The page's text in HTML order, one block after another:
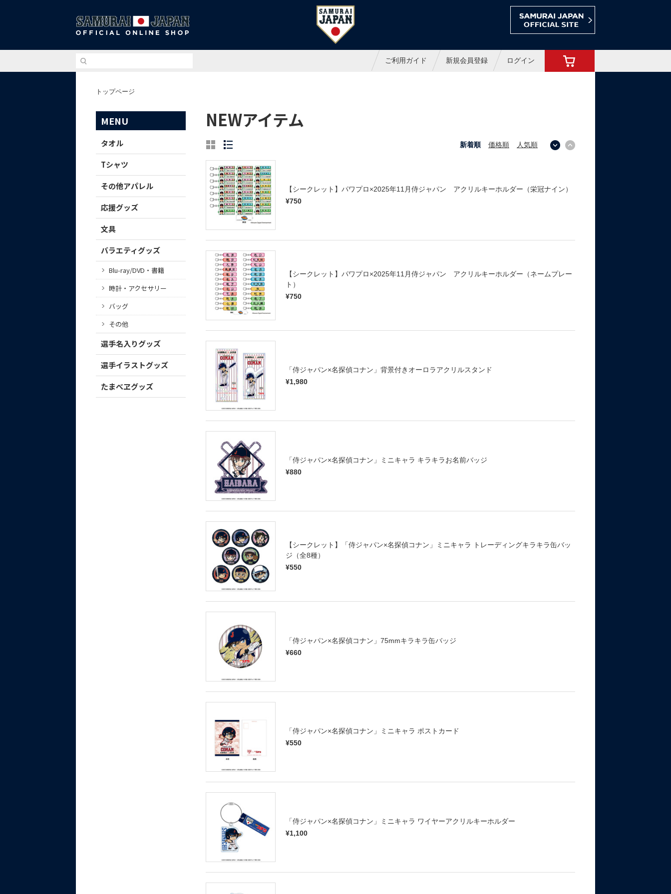
侍ジャパンオフィシャルオンラインショップ
ご利用ガイド 新規会員登録 ログイン
トップページ
MENU
タオル
Tシャツ
その他アパレル
応援グッズ
文具
バラエティグッズ
Blu-ray/DVD・書籍
時計・アクセサリー
バッグ
その他
選手名入りグッズ
選手イラストグッズ
たまべヱグッズ
NEWアイテム
新着順 価格順 人気順
【シークレット】パワプロ×2025年11月侍ジャパン アクリルキーホルダー（栄冠ナイン）
¥750
【シークレット】パワプロ×2025年11月侍ジャパン アクリルキーホルダー（ネームプレー
ト）
¥750
「侍ジャパン×名探偵コナン」背景付きオーロラアクリルスタンド
¥1,980
「侍ジャパン×名探偵コナン」ミニキャラ キラキラお名前バッジ
¥880
【シークレット】「侍ジャパン×名探偵コナン」ミニキャラ トレーディングキラキラ缶バッ
ジ（全8種）
¥550
「侍ジャパン×名探偵コナン」75mmキラキラ缶バッジ
¥660
「侍ジャパン×名探偵コナン」ミニキャラ ポストカード
¥550
「侍ジャパン×名探偵コナン」ミニキャラ ワイヤーアクリルキーホルダー
¥1,100